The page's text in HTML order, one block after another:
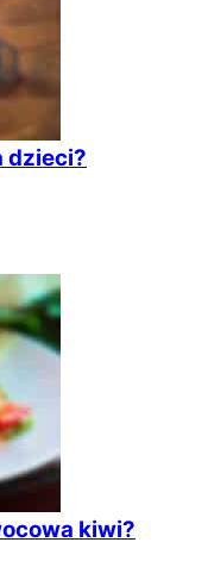
dzieci?
kiwi?